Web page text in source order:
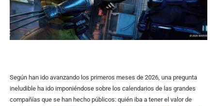
Según han ido avanzando los primeros meses de 2026, una pregunta
ineludible ha ido imponiéndose sobre los calendarios de las grandes
compañías que se han hecho públicos: quién iba a tener el valor de